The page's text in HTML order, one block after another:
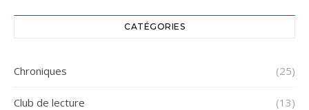
CATÉGORIES
Chroniques (25)
Club de lecture (13)